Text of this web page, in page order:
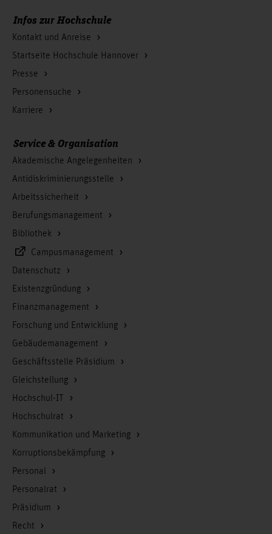
Infos zur Hochschule
Kontakt und Anreise
Startseite Hochschule Hannover
Presse
Personensuche
Karriere
Service & Organisation
Akademische Angelegenheiten
Antidiskriminierungsstelle
Arbeitssicherheit
Berufungsmanagement
Bibliothek
Campusmanagement
Datenschutz
Existenzgründung
Finanzmanagement
Forschung und Entwicklung
Gebäudemanagement
Geschäftsstelle Präsidium
Gleichstellung
Hochschul-IT
Hochschulrat
Kommunikation und Marketing
Korruptionsbekämpfung
Personal
Personalrat
Präsidium
Recht